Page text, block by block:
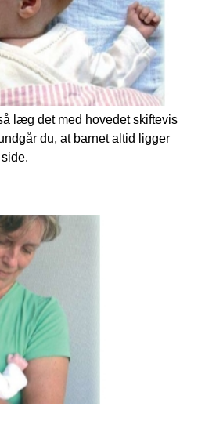
læg det med hovedet skiftevis
du, at barnet altid ligger